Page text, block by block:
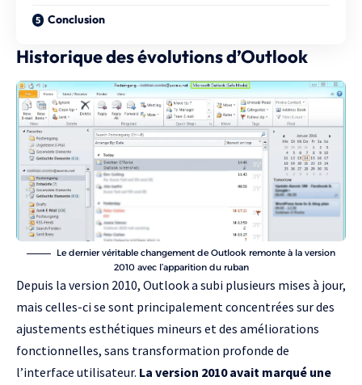
Conclusion
Historique des évolutions d’Outlook
Le dernier véritable changement de Outlook remonte à la version
2010 avec l’apparition du ruban
Depuis la version 2010, Outlook a subi plusieurs mises à jour,
mais celles-ci se sont principalement concentrées sur des
ajustements esthétiques mineurs et des améliorations
fonctionnelles, sans transformation profonde de
l’interface utilisateur. La version 2010 avait marqué une